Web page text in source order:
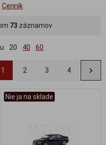
Cenník
73 záznamov
20 40 60
1 2 3 4
Nie ja na sklade